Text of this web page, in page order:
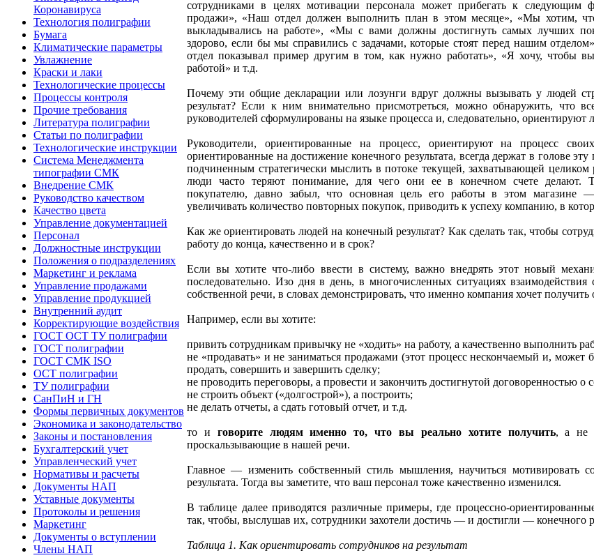
Коронавируса
Технология полиграфии
Бумага
Климатические параметры
Увлажнение
Краски и лаки
Технологические процессы
Процессы контроля
Прочие требования
Литература полиграфии
Статьи по полиграфии
Технологические инструкции
Система Менеджмента
типографии СМК
Внедрение СМК
Руководство качеством
Качество цвета
Управление документацией
Персонал
Должностные инструкции
Положения о подразделениях
Маркетинг и реклама
Управление продажами
Управление продукцией
Внутренний аудит
Корректирующие воздействия
ГОСТ ОСТ ТУ полиграфии
ГОСТ полиграфии
ГОСТ СМК ISO
ОСТ полиграфии
ТУ полиграфии
СанПиН и ГН
Формы первичных документов
Экономика и законодательство
Законы и постановления
Бухгалтерский учет
Управленческий учет
Нормативы и расчеты
Документы НАП
Уставные документы
Протоколы и решения
Маркетинг
Документы о вступлении
Члены НАП
сотрудниками в целях мотивации персонала может прибегать к следующим
продажи», «Наш отдел должен выполнить план в этом месяце», «Мы хотим,
выкладывались на работе», «Мы с вами должны достигнуть самых лучших
здорово, если бы мы справились с задачами, которые стоят перед нашим
отдел показывал пример другим в том, как нужно работать», «Я хочу, чтобы вы
работой» и т.д.
Почему эти общие декларации или лозунги вдруг должны вызывать у людей
результат? Если к ним внимательно присмотреться, можно обнаружить, что
руководителей сформулированы на языке процесса и, следовательно, ориентируют
Руководители, ориентированные на процесс, ориентируют на процесс
ориентированные на достижение конечного результата, всегда держат в голове
подчиненным стратегически мыслить в потоке текущей, захватывающей
люди часто теряют понимание, для чего они ее в конечном счете делают.
покупателю, давно забыл, что основная цель его работы в этом магазине —
увеличивать количество повторных покупок, приводить к успеху компанию, в
Как же ориентировать людей на конечный результат? Как сделать так, чтобы
работу до конца, качественно и в срок?
Если вы хотите что-либо ввести в систему, важно внедрять этот новый
последовательно. Изо дня в день, в многочисленных ситуациях
собственной речи, в словах демонстрировать, что именно компания хочет получить
Например, если вы хотите:
привить сотрудникам привычку не «ходить» на работу, а качественно выполнить
не «продавать» и не заниматься продажами (этот процесс нескончаемый и, может
продать, совершить и завершить сделку;
не проводить переговоры, а провести и закончить достигнутой договоренностью о
не строить объект («долгострой»), а построить;
не делать отчеты, а сдать готовый отчет, и т.д.
то и говорите людям именно то, что вы реально хотите получить, а не
проскальзывающие в нашей речи.
Главное — изменить собственный стиль мышления, научиться мотивировать
результата. Тогда вы заметите, что ваш персонал тоже качественно изменился.
В таблице далее приводятся различные примеры, где процессно-
так, чтобы, выслушав их, сотрудники захотели достичь — и достигли — конечного
Таблица 1. Как ориентировать сотрудников на результат